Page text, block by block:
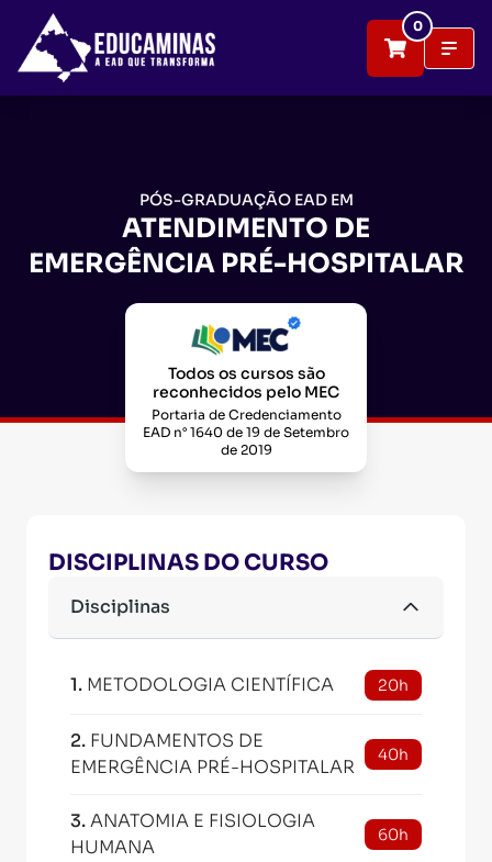
0
PÓS-GRADUAÇÃO EAD EM
ATENDIMENTO DE
EMERGÊNCIA PRÉ-HOSPITALAR
Todos os cursos são
reconhecidos pelo MEC
Portaria de Credenciamento
EAD n° 1640 de 19 de Setembro
de 2019
DISCIPLINAS DO CURSO
Disciplinas
1. METODOLOGIA CIENTÍFICA 20h
2. FUNDAMENTOS DE
EMERGÊNCIA PRÉ-HOSPITALAR
40h
3.ANATOMIA E FISIOLOGIA
HUMANA
60h